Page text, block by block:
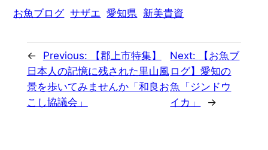
お魚ブログ サザエ 愛知県 新美貴資
← Previous:
【郡上市特集】
日本人の記憶に残された里山風
景を歩いてみませんか「和良お
こし協議会」
Next:
【お魚ブ
ログ】愛知の
魚「ジンドウ
イカ」
→